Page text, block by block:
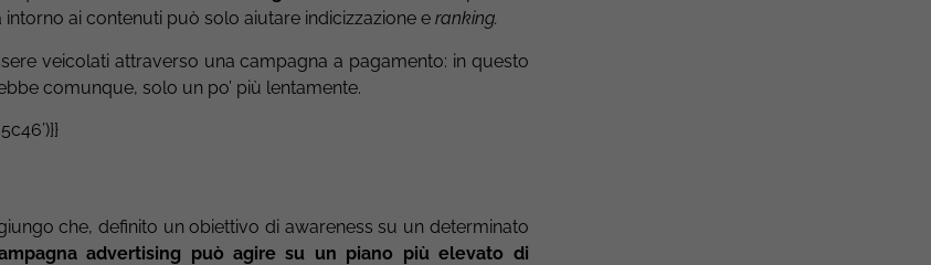
ai contenuti può solo aiutare indicizzazione e ranking.
veicolati attraverso una campagna a pagamento: in questo
comunque, solo un po’ più lentamente.
che, definito un obiettivo di awareness su un determinato
advertising può agire su un piano più elevato di